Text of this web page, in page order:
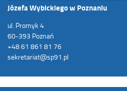
Józefa Wybickiego w Poznaniu
ul. Promyk 4
60-393 Poznań
+48 61 861 81 76
sekretariat@sp91.pl